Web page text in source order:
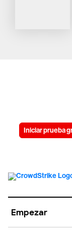
Iniciar prueba
Empezar